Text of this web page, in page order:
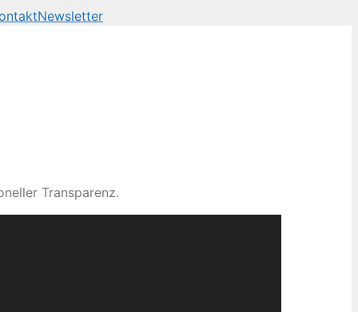
Newsletter
Transparenz.